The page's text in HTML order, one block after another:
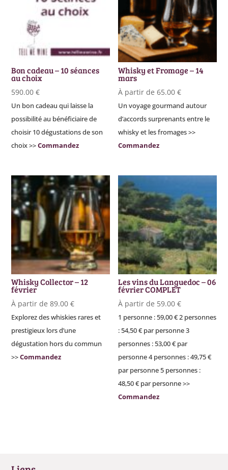
Bon cadeau – 10 séances
au choix
590.00€
Un bon cadeau qui laisse la
possibilité au bénéficiaire de
choisir 10 dégustations de son
choix >>Commandez
Whisky et Fromage – 14
mars
À partir de65.00€
Un voyage gourmand autour
d’accords surprenants entre le
whisky et les fromages >>
Commandez
Whisky Collector – 12
février
À partir de89.00€
Explorez des whiskies rares et
prestigieux lors d’une
dégustation hors du commun
>>Commandez
Les vins du Languedoc – 06
février COMPLET
À partir de 59.00€
1 personne : 59,00 € 2 personnes
: 54,50 € par personne 3
personnes : 53,00 € par
personne 4 personnes : 49,75 €
par personne 5 personnes :
48,50 € par personne >>
Commandez